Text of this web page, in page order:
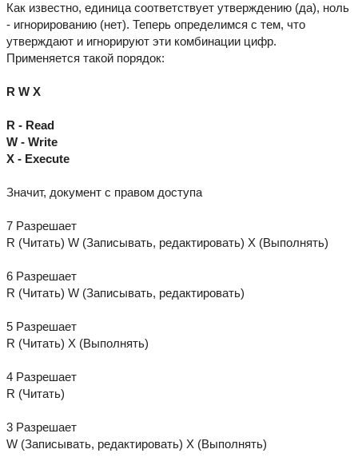
Как известно, единица соответствует утверждению (да), ноль
- игнорированию (нет). Теперь определимся с тем, что
утверждают и игнорируют эти комбинации цифр.
Применяется такой порядок:
R W X
R - Read
W - Write
X - Execute
Значит, документ с правом доступа
7 Разрешает
R (Читать) W (Записывать, редактировать) X (Выполнять)
6 Разрешает
R (Читать) W (Записывать, редактировать)
5 Разрешает
R (Читать) X (Выполнять)
4 Разрешает
R (Читать)
3 Разрешает
W (Записывать, редактировать) X (Выполнять)